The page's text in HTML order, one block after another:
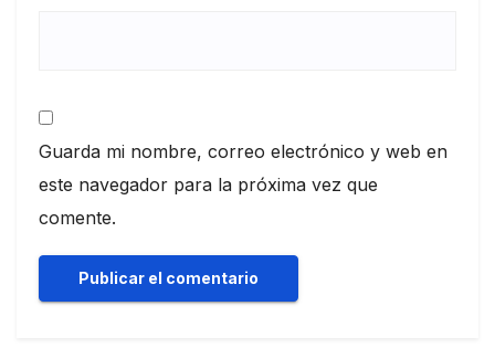
Guarda mi nombre, correo electrónico y web en
este navegador para la próxima vez que
comente.